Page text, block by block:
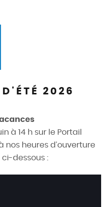
2026
à 14 h sur le Portail
nos heures d’ouverture
dessous :